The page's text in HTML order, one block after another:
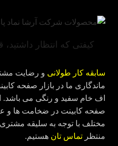
کیفتی که انتظار داشتید،
سابقه کار طولانی و رضایت
ماندگاری ما در بازار صفحه
اف خام سفید و رنگی می باشد.
صفحه کابینت در ضخامت ها و
مختلف با توجه به سلیقه
منتظر تماس تان هستیم.